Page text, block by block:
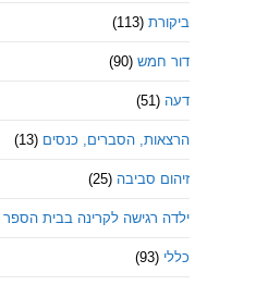
ביקורת (113)
דור חמש (90)
דעה (51)
הרצאות, הסברים, כנסים (13)
זיהום סביבה (25)
ילדה רגישה לקרינה בבית הספר
כללי (93)